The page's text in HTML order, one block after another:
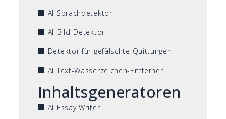
AI Sprachdetektor
AI-Bild-Detektor
Detektor für gefälschte Quittungen
AI Text-Wasserzeichen-Entferner
Inhaltsgeneratoren
AI Essay Writer